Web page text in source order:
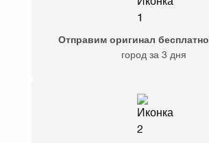
Отправим оригинал бесплатно
город за 3 дня